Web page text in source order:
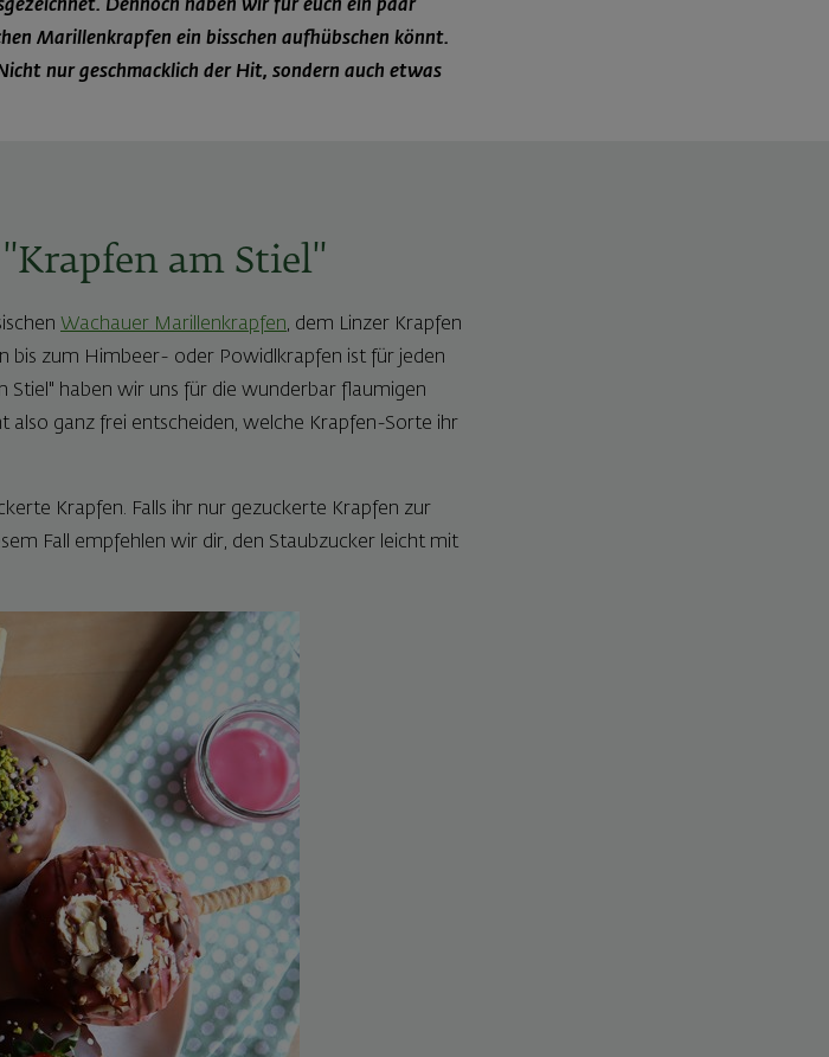
Dennoch haben wir für euch ein paar
Marillenkrapfen ein bisschen aufhübschen könnt.
nur geschmacklich der Hit, sondern auch etwas
am Stiel"
Wachauer Marillenkrapfen, dem Linzer Krapfen
bis zum Himbeer- oder Powidlkrapfen ist für jeden
Stiel" haben wir uns für die wunderbar flaumigen
also ganz frei entscheiden, welche Krapfen-Sorte ihr
Krapfen. Falls ihr nur gezuckerte Krapfen zur
Fall empfehlen wir dir, den Staubzucker leicht mit